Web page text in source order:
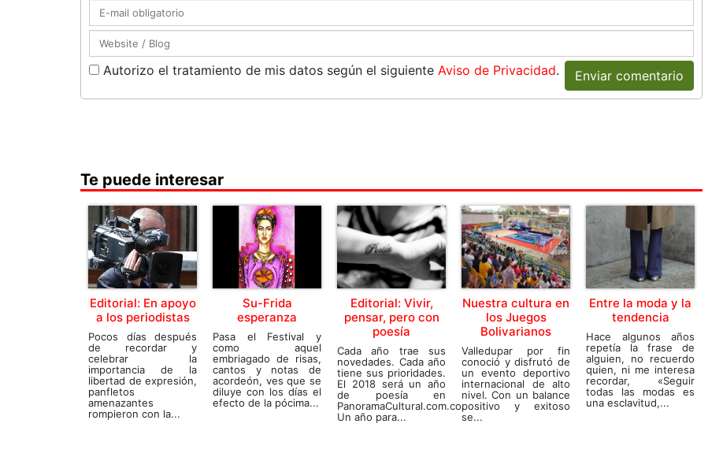
Autorizo el tratamiento de mis datos según el siguiente Aviso de Privacidad. Enviar comentario
Te puede interesar
Editorial: En apoyo
a los periodistas
Pocos días después
de recordar y
celebrar la
importancia de la
libertad de expresión,
panfletos
amenazantes
rompieron con la...
Su-Frida
esperanza
Pasa el Festival y
como aquel
embriagado de risas,
cantos y notas de
acordeón, ves que se
diluye con los días el
efecto de la pócima...
Editorial: Vivir,
pensar, pero con
poesía
Cada año trae sus
novedades. Cada año
tiene sus prioridades.
El 2018 será un año
de poesía en
PanoramaCultural.com.co.
Un año para...
Nuestra cultura en
los Juegos
Bolivarianos
Valledupar por fin
conoció y disfrutó de
un evento deportivo
internacional de alto
nivel. Con un balance
positivo y exitoso
se...
Entre la moda y la
tendencia
Hace algunos años
repetía la frase de
alguien, no recuerdo
quien, ni me interesa
recordar, «Seguir
todas las modas es
una esclavitud,...